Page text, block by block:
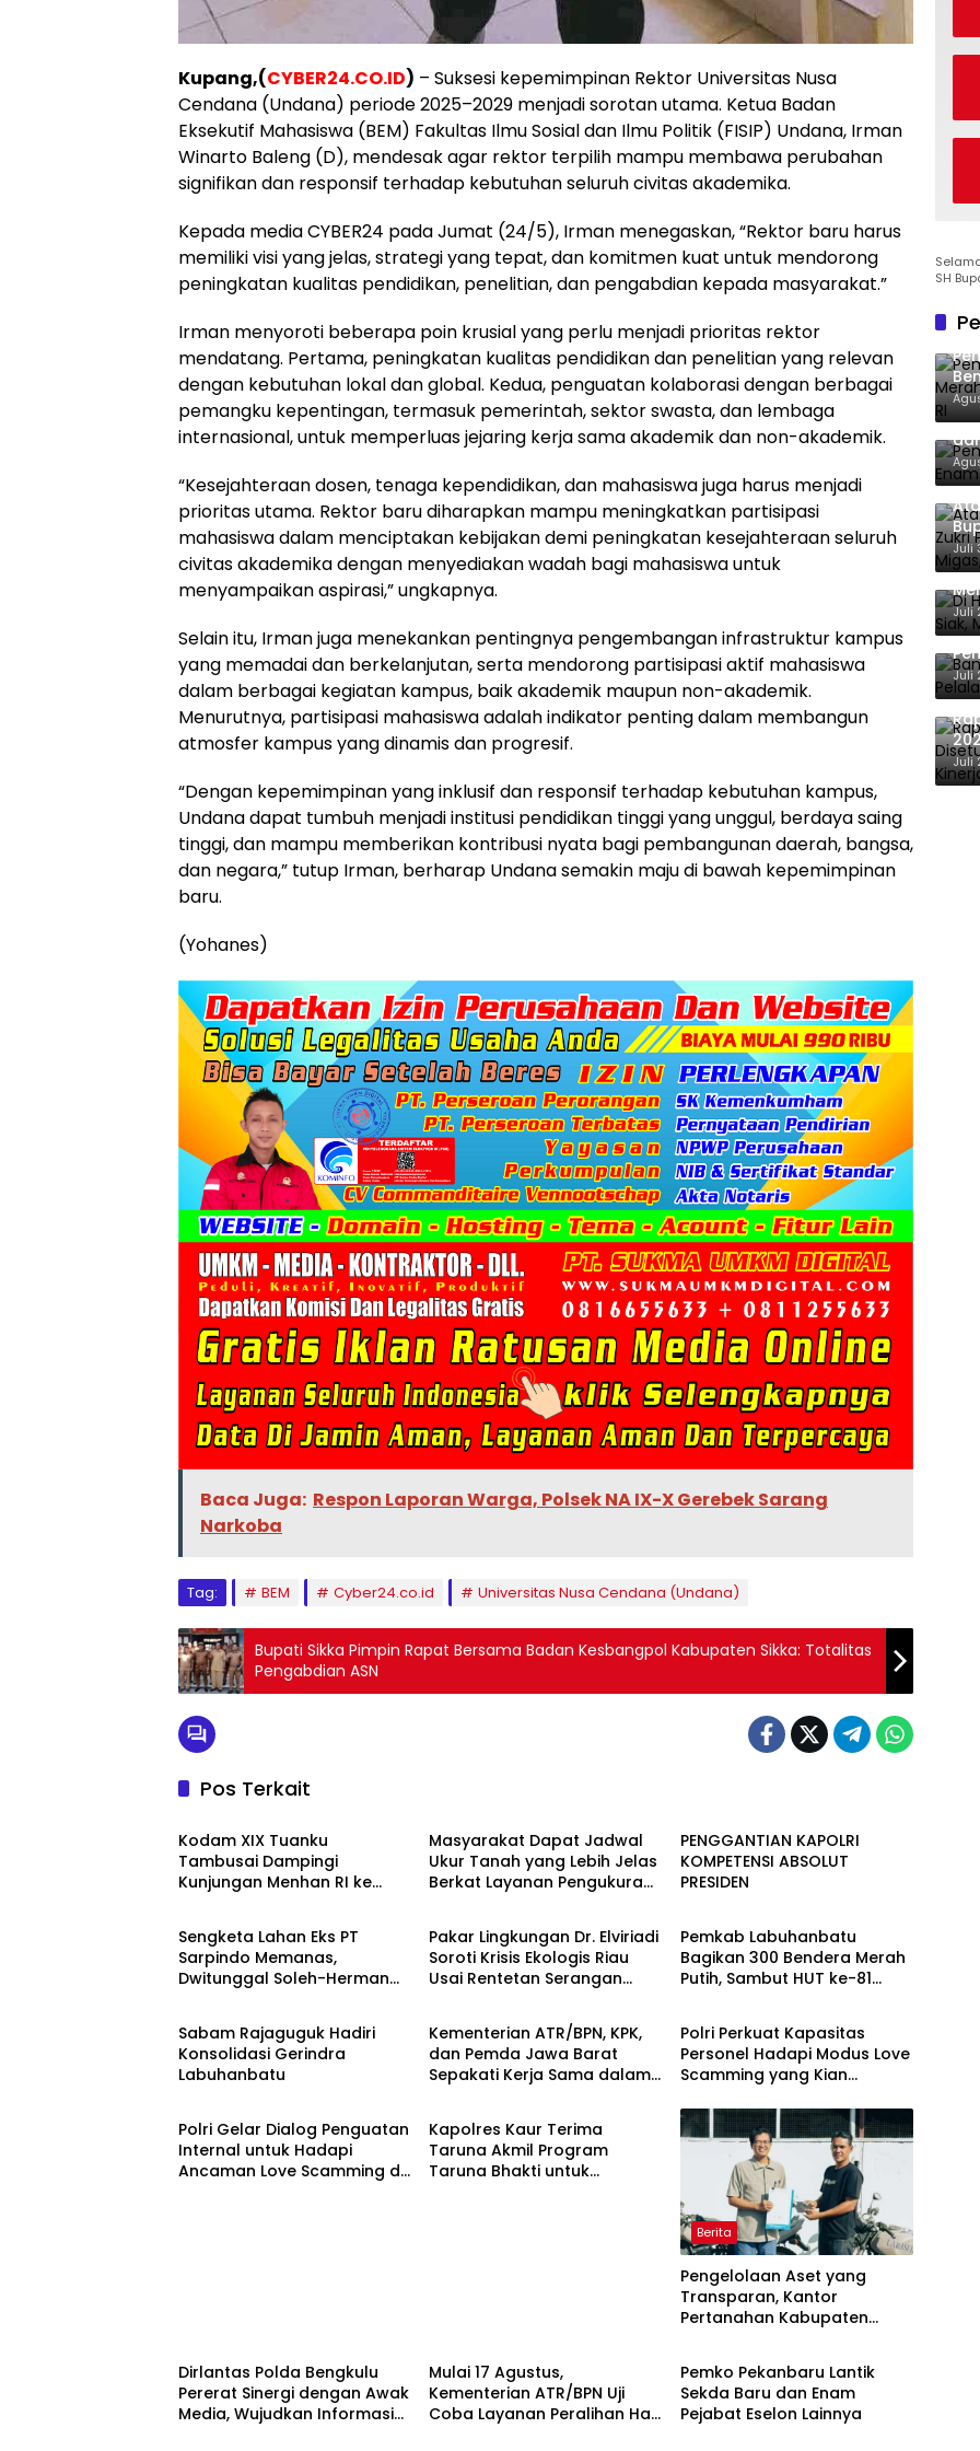
Kupang,(CYBER24.CO.ID) – Suksesi kepemimpinan Rektor Universitas Nusa
Cendana (Undana) periode 2025–2029 menjadi sorotan utama. Ketua Badan
Eksekutif Mahasiswa (BEM) Fakultas Ilmu Sosial dan Ilmu Politik (FISIP) Undana, Irman
Winarto Baleng (D), mendesak agar rektor terpilih mampu membawa perubahan
signifikan dan responsif terhadap kebutuhan seluruh civitas akademika.
Kepada media CYBER24 pada Jumat (24/5), Irman menegaskan, “Rektor baru harus
memiliki visi yang jelas, strategi yang tepat, dan komitmen kuat untuk mendorong
peningkatan kualitas pendidikan, penelitian, dan pengabdian kepada masyarakat.”
Irman menyoroti beberapa poin krusial yang perlu menjadi prioritas rektor
mendatang. Pertama, peningkatan kualitas pendidikan dan penelitian yang relevan
dengan kebutuhan lokal dan global. Kedua, penguatan kolaborasi dengan berbagai
pemangku kepentingan, termasuk pemerintah, sektor swasta, dan lembaga
internasional, untuk memperluas jejaring kerja sama akademik dan non-akademik.
“Kesejahteraan dosen, tenaga kependidikan, dan mahasiswa juga harus menjadi
prioritas utama. Rektor baru diharapkan mampu meningkatkan partisipasi
mahasiswa dalam menciptakan kebijakan demi peningkatan kesejahteraan seluruh
civitas akademika dengan menyediakan wadah bagi mahasiswa untuk
menyampaikan aspirasi,” ungkapnya.
Selain itu, Irman juga menekankan pentingnya pengembangan infrastruktur kampus
yang memadai dan berkelanjutan, serta mendorong partisipasi aktif mahasiswa
dalam berbagai kegiatan kampus, baik akademik maupun non-akademik.
Menurutnya, partisipasi mahasiswa adalah indikator penting dalam membangun
atmosfer kampus yang dinamis dan progresif.
“Dengan kepemimpinan yang inklusif dan responsif terhadap kebutuhan kampus,
Undana dapat tumbuh menjadi institusi pendidikan tinggi yang unggul, berdaya saing
tinggi, dan mampu memberikan kontribusi nyata bagi pembangunan daerah, bangsa,
dan negara,” tutup Irman, berharap Undana semakin maju di bawah kepemimpinan
baru.
(Yohanes)
Baca Juga: Respon Laporan Warga, Polsek NA IX-X Gerebek Sarang
Narkoba
Tag: BEM Cyber24.co.id Universitas Nusa Cendana (Undana)
Bupati Sikka Pimpin Rapat Bersama Badan Kesbangpol Kabupaten Sikka: Totalitas
Pengabdian ASN
Pos Terkait
Berita
Kodam XIX Tuanku
Tambusai Dampingi
Kunjungan Menhan RI ke
Satuan
Masyarakat Dapat Jadwal
Ukur Tanah yang Lebih Jelas
Berkat Layanan Pengukuran
PENGGANTIAN KAPOLRI
KOMPETENSI ABSOLUT
PRESIDEN
Berita
Sengketa Lahan Eks PT
Sarpindo Memanas,
Dwitunggal Soleh-Herman
Berita
Pakar Lingkungan Dr. Elviriadi
Soroti Krisis Ekologis Riau
Usai Rentetan Serangan
Beruang Terhadap Warga
Berita
Pemkab Labuhanbatu
Bagikan 300 Bendera Merah
Putih, Sambut HUT ke-81
Berita
Sabam Rajaguguk Hadiri
Konsolidasi Gerindra
Labuhanbatu
Berita
Kementerian ATR/BPN, KPK,
dan Pemda Jawa Barat
Sepakati Kerja Sama dalam
Daerah
Berita
Polri Perkuat Kapasitas
Personel Hadapi Modus Love
Scamming yang Kian
Berita
Polri Gelar Dialog Penguatan
Internal untuk Hadapi
Ancaman Love Scamming di
Berita
Kapolres Kaur Terima
Taruna Akmil Program
Taruna Bhakti untuk
Berita
Pengelolaan Aset yang
Transparan, Kantor
Pertanahan Kabupaten
Dirlantas Polda Bengkulu
Pererat Sinergi dengan Awak
Media, Wujudkan Informasi
Mulai 17 Agustus,
Kementerian ATR/BPN Uji
Coba Layanan Peralihan Hak
Berita
Pemko Pekanbaru Lantik
Sekda Baru dan Enam
Pejabat Eselon Lainnya
SH
Juli
Di
Juli
Juli
Juli